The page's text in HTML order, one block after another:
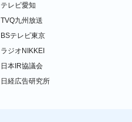
テレビ愛知
TVQ九州放送
BSテレビ東京
ラジオNIKKEI
日本IR協議会
日経広告研究所